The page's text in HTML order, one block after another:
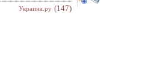
Украина.ру (147)